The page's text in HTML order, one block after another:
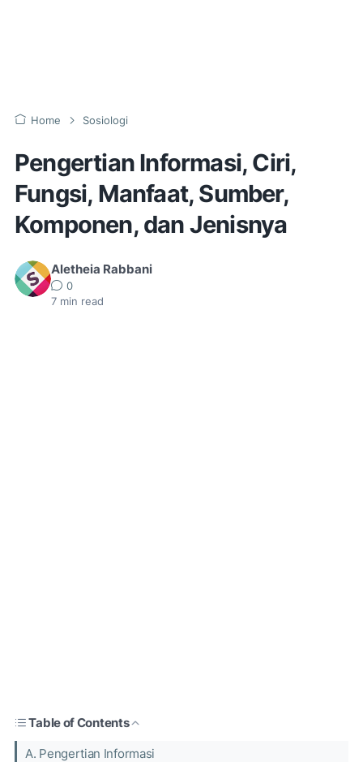
Home Sosiologi
Pengertian Informasi, Ciri,
Fungsi, Manfaat, Sumber,
Komponen, dan Jenisnya
Aletheia Rabbani
0
7 min read
Table of Contents
A. Pengertian Informasi